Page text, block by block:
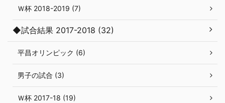
Ｗ杯 2018-2019 (7)
◆試合結果 2017-2018 (32)
平昌オリンピック (6)
男子の試合 (3)
Ｗ杯 2017-18 (19)